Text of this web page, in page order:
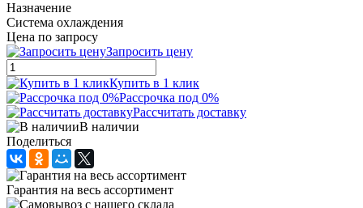
Назначение
Система охлаждения
Цена по запросу
Запросить цену
Купить в 1 клик
Рассрочка под 0%
Рассчитать доставку
В наличии
Поделиться
Гарантия на весь ассортимент